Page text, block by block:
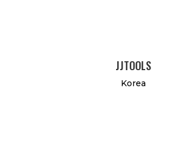
JJTOOLS
Korea